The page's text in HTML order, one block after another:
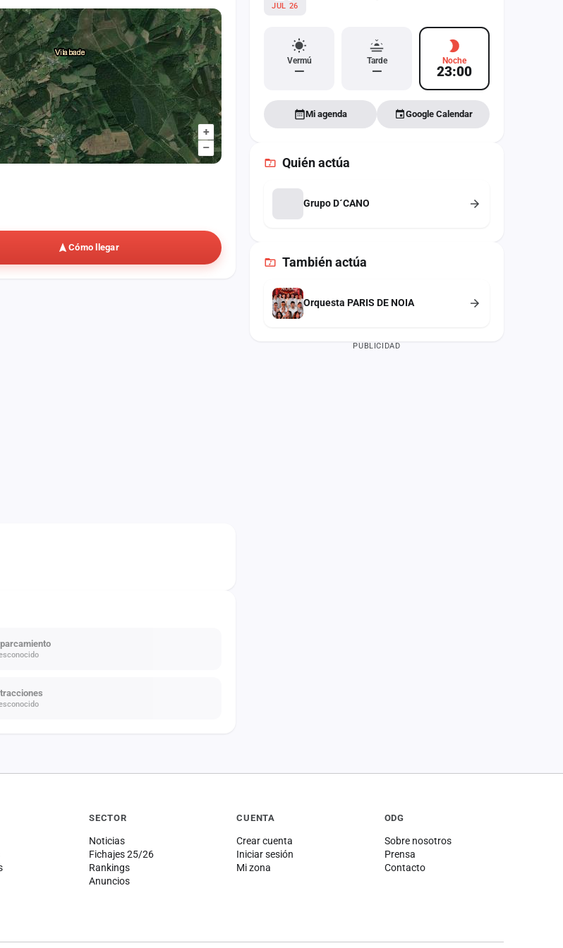
+
–
Cómo llegar
JUL 26
Vermú
—
Tarde
—
Noche
23:00
Mi agenda Google Calendar
Quién actúa
Grupo D´CANO
Tambiénactúa
Orquesta PARIS DE NOIA
PUBLICIDAD
SECTOR
Noticias
Fichajes 25/26
Rankings
Anuncios
CUENTA
Crear cuenta
Iniciar sesión
Mi zona
ODG
Sobre nosotros
Prensa
Contacto